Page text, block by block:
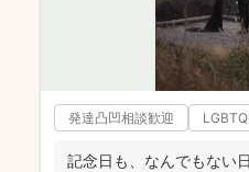
発達凸凹相談歓迎
記念日も、なんでもない